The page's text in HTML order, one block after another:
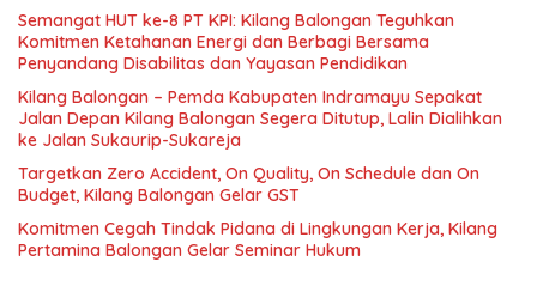
Semangat HUT ke-8 PT KPI: Kilang Balongan Teguhkan
Komitmen Ketahanan Energi dan Berbagi Bersama
Penyandang Disabilitas dan Yayasan Pendidikan
Kilang Balongan – Pemda Kabupaten Indramayu Sepakat
Jalan Depan Kilang Balongan Segera Ditutup, Lalin Dialihkan
ke Jalan Sukaurip-Sukareja
Targetkan Zero Accident, On Quality, On Schedule dan On
Budget, Kilang Balongan Gelar GST
Komitmen Cegah Tindak Pidana di Lingkungan Kerja, Kilang
Pertamina Balongan Gelar Seminar Hukum